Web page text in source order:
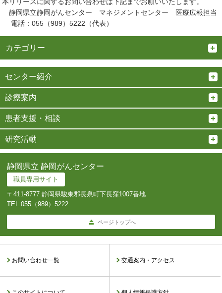
静岡県立静岡がんセンター マネジメントセンター 医療広報担当
電話：055（989）5222（代表）
カテゴリー
センター紹介
診療案内
患者支援・相談
研究活動
静岡県立 静岡がんセンター
職員専用サイト
〒411-8777 静岡県駿東郡長泉町下長窪1007番地
TEL.055（989）5222
ページトップへ
お問い合わせ一覧 交通案内・アクセス